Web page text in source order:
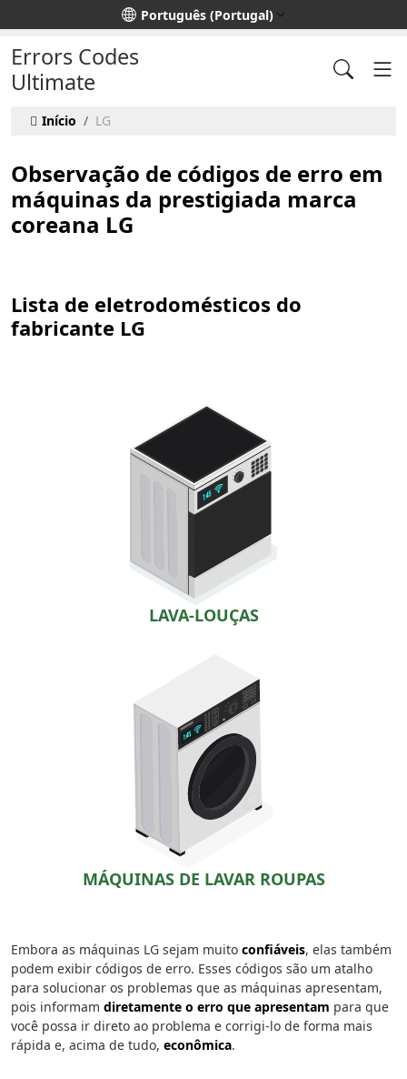
Escolha o seu idioma Português (Portugal)
Errors Codes
Ultimate
Início LG
Observação de códigos de erro em
máquinas da prestigiada marca
coreana LG
Lista de eletrodomésticos do
fabricante LG
LAVA-LOUÇAS
MÁQUINAS DE LAVAR ROUPAS
Embora as máquinas LG sejam muito confiáveis, elas também
podem exibir códigos de erro. Esses códigos são um atalho
para solucionar os problemas que as máquinas apresentam,
pois informam diretamente o erro que apresentam para que
você possa ir direto ao problema e corrigi-lo de forma mais
rápida e, acima de tudo, econômica.